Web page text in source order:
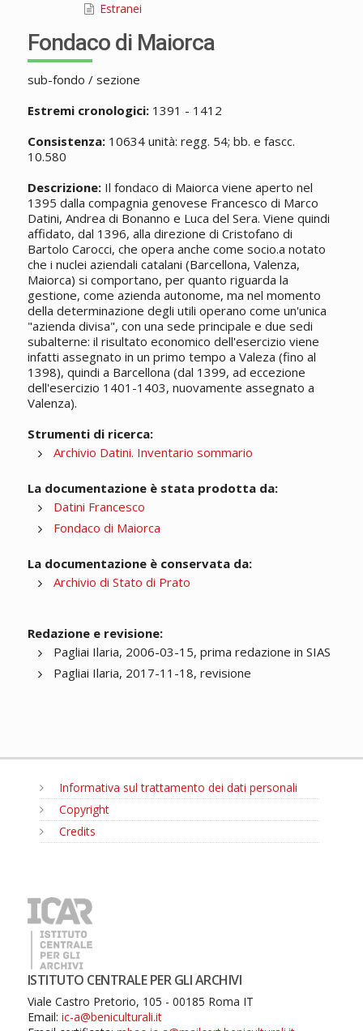
Estranei
Fondaco di Maiorca
sub-fondo / sezione
Estremi cronologici:1391 - 1412
Consistenza:10634 unità: regg. 54; bb. e fascc.
10.580
Descrizione:Il fondaco di Maiorca viene aperto nel
1395 dalla compagnia genovese Francesco di Marco
Datini, Andrea di Bonanno e Luca del Sera. Viene quindi
affidato, dal 1396, alla direzione di Cristofano di
Bartolo Carocci, che opera anche come socio.a notato
che i nuclei aziendali catalani (Barcellona, Valenza,
Maiorca) si comportano, per quanto riguarda la
gestione, come azienda autonome, ma nel momento
della determinazione degli utili operano come un'unica
"azienda divisa", con una sede principale e due sedi
subalterne: il risultato economico dell'esercizio viene
infatti assegnato in un primo tempo a Valeza (fino al
1398), quindi a Barcellona (dal 1399, ad eccezione
dell'esercizio 1401-1403, nuovamente assegnato a
Valenza).
Strumenti di ricerca:
Archivio Datini. Inventario sommario
La documentazione è stata prodotta da:
Datini Francesco
Fondaco di Maiorca
La documentazione è conservata da:
Archivio di Stato di Prato
Redazione e revisione:
Pagliai Ilaria, 2006-03-15, prima redazione in SIAS
Pagliai Ilaria, 2017-11-18, revisione
Informativa sul trattamento dei dati personali
Copyright
Credits
ISTITUTO CENTRALE PER GLI ARCHIVI
Viale Castro Pretorio, 105 - 00185 Roma IT
Email: ic-a@beniculturali.it